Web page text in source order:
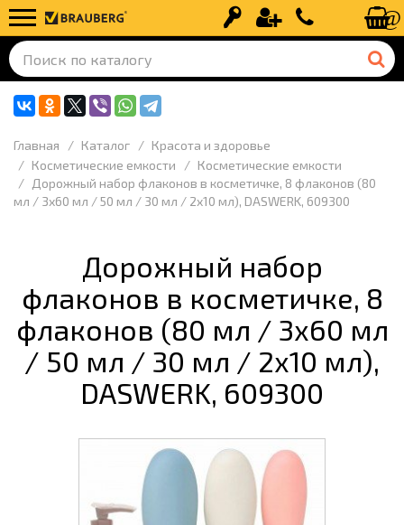
Вход Регистрация+7 (499) 110-
Главная Каталог
Красота и здоровье
Косметические емкости
Косметические емкости
Дорожный набор флаконов в косметичке, 8 флаконов (80
мл / 3х60 мл / 50 мл / 30 мл / 2х10 мл), DASWERK, 609300
Дорожный набор
флаконов в косметичке, 8
флаконов (80 мл / 3х60 мл
/ 50 мл / 30 мл / 2х10 мл),
DASWERK, 609300